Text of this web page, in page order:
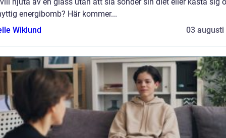
njuta av en glass utan att slå sönder sin diet eller kasta sig
energibomb? Här kommer...
Wiklund
03 augusti